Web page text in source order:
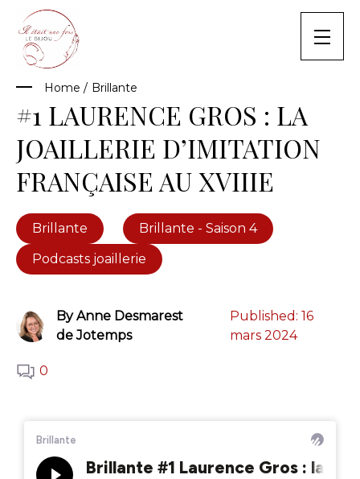
content
Home / Brillante
#1 LAURENCE GROS : LA
JOAILLERIE D’IMITATION
FRANÇAISE AU XVIIIE
Brillante
Brillante - Saison 4
Podcasts joaillerie
By Anne Desmarest
de Jotemps
Published:16
mars 2024
0